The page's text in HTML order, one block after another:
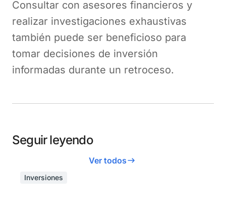
Consultar con asesores financieros y
realizar investigaciones exhaustivas
también puede ser beneficioso para
tomar decisiones de inversión
informadas durante un retroceso.
Seguir leyendo
Ver todos
Inversiones